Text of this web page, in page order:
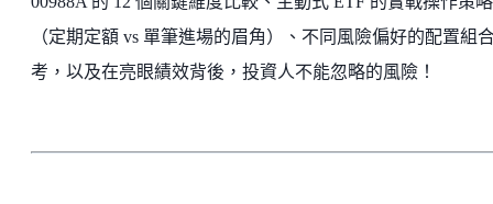
（定期定額 vs 單筆進場的眉角）、不同風險偏好的配置組
考，以及在亮眼績效背後，投資人不能忽略的風險！